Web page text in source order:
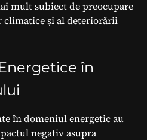
mult subiect de preocupare
și al deteriorării
în
în domeniul energetic au
negativ asupra